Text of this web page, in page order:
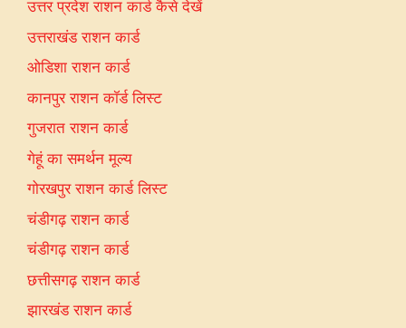
उत्तर प्रदेश राशन कार्ड कैसे देखें
उत्तराखंड राशन कार्ड
ओडिशा राशन कार्ड
कानपुर राशन कॉर्ड लिस्ट
गुजरात राशन कार्ड
गेहूं का समर्थन मूल्य
गोरखपुर राशन कार्ड लिस्ट
चंडीगढ़ राशन कार्ड
चंडीगढ़ राशन कार्ड
छत्तीसगढ़ राशन कार्ड
झारखंड राशन कार्ड